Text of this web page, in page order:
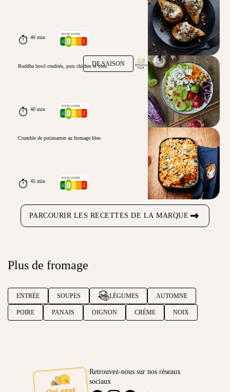
40 min
DE SAISON
Buddha bowl crudités, pois chiches et bleu
40 min
Crumble de potimarron au fromage bleu
45 min
PARCOURIR LES RECETTES DE LA MARQUE
Plus de fromage
ENTRÉE SOUPES LÉGUMES AUTOMNE
POIRE PANAIS OIGNON CRÈME NOIX
Retrouvez-nous sur nos réseaux
sociaux
FACEBOOKINSTAGRAMPINTEREST